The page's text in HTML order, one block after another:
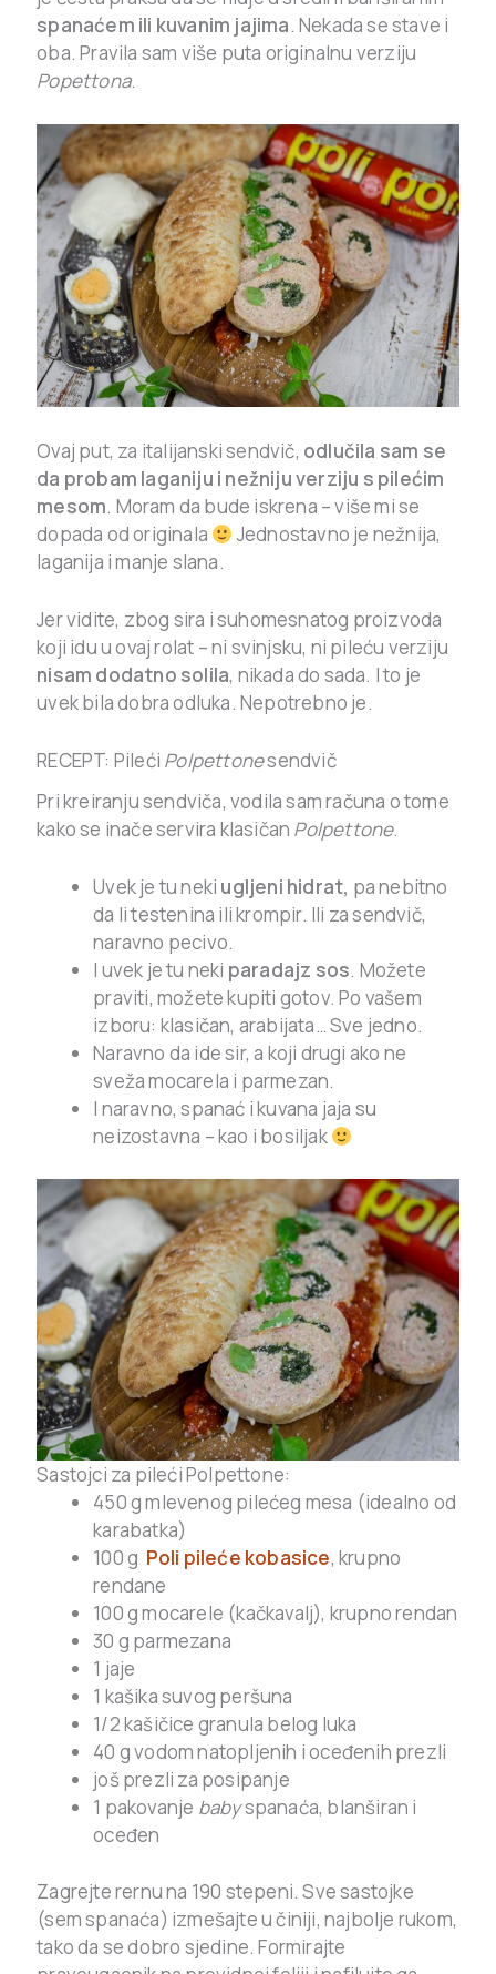
spanaćem ili kuvanim jajima. Nekada se stave i
oba. Pravila sam više puta originalnu verziju
Popettona.
Ovaj put, za italijanski sendvič, odlučila sam se
da probam laganiju i nežniju verziju s pilećim
mesom. Moram da bude iskrena – više mi se
dopada od originala
Jednostavno je nežnija,
laganija i manje slana.
Jer vidite, zbog sira i suhomesnatog proizvoda
koji idu u ovaj rolat – ni svinjsku, ni pileću verziju
nisam dodatno solila, nikada do sada. I to je
uvek bila dobra odluka. Nepotrebno je.
RECEPT: Pileći Polpettonesendvič
Pri kreiranju sendviča, vodila sam računa o tome
kako se inače servira klasičan Polpettone.
Uvek je tu neki ugljeni hidrat, pa nebitno
da li testenina ili krompir. Ili za sendvič,
naravno pecivo.
I uvek je tu neki paradajz sos. Možete
praviti, možete kupiti gotov. Po vašem
izboru: klasičan, arabijata… Sve jedno.
Naravno da ide sir, a koji drugi ako ne
sveža mocarela i parmezan.
I naravno, spanać i kuvana jaja su
neizostavna – kao i bosiljak
Sastojci za pileći Polpettone:
450 g mlevenog pilećeg mesa (idealno od
karabatka)
100 g Poli pileće kobasice, krupno
rendane
100 g mocarele (kačkavalj), krupno rendan
30 g parmezana
1 jaje
1 kašika suvog peršuna
1/2 kašičice granula belog luka
40 g vodom natopljenih i oceđenih prezli
još prezli za posipanje
1 pakovanje babyspanaća, blanširan i
oceđen
Zagrejte rernu na 190 stepeni. Sve sastojke
(sem spanaća) izmešajte u činiji, najbolje rukom,
tako da se dobro sjedine. Formirajte